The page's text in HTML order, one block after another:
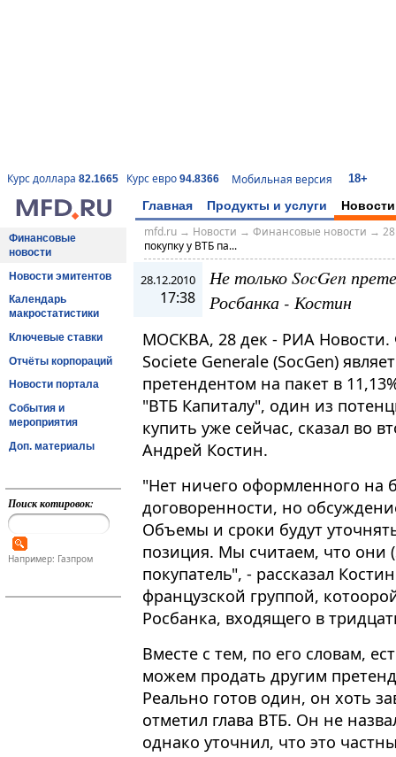
Курс доллара 82.1665 Курс евро 94.8366 Мобильная версия 18+
Главная Продукты и услуги Новости
Финансовые
новости
Новости эмитентов
Календарь
макростатистики
Ключевые ставки
Отчёты корпораций
Новости портала
События и
мероприятия
Доп. материалы
Поиск котировок:
Например: Газпром
mfd.ru→ Новости → Финансовые новости →
покупку у ВТБ па...
28.12.2010
17:38
Не только SocGen
Росбанка - Костин
МОСКВА, 28 дек - РИА Новости.
Societe Generale (SocGen)
претендентом на пакет в
"ВТБ Капиталу", один из
купить уже сейчас, сказал во
Андрей Костин.
"Нет ничего оформленного на
договоренности, но
Объемы и сроки будут
позиция. Мы считаем, что они
покупатель", - рассказал
французской группой,
Росбанка, входящего в
Вместе с тем, по его словам,
можем продать другим
Реально готов один, он хоть
отметил глава ВТБ. Он не
однако уточнил, что это